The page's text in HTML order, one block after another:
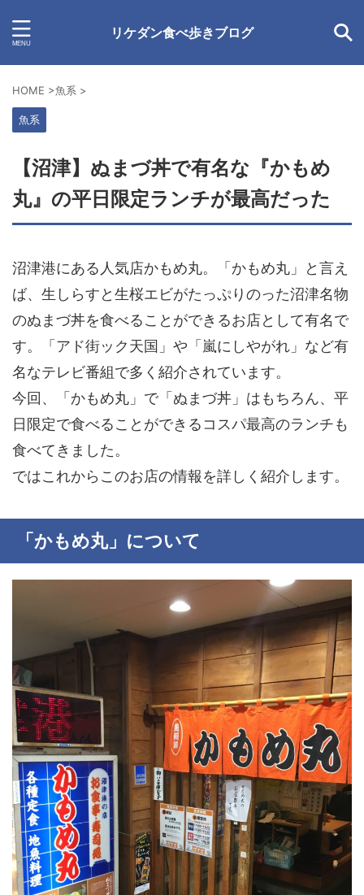
リケダン食べ歩きブログ
HOME >魚系 >
魚系
【沼津】ぬまづ丼で有名な『かもめ
丸』の平日限定ランチが最高だった
沼津港にある人気店かもめ丸。「かもめ丸」と言え
ば、生しらすと生桜エビがたっぷりのった沼津名物
のぬまづ丼を食べることができるお店として有名で
す。「アド街ック天国」や「嵐にしやがれ」など有
名なテレビ番組で多く紹介されています。
今回、「かもめ丸」で「ぬまづ丼」はもちろん、平
日限定で食べることができるコスパ最高のランチも
食べてきました。
ではこれからこのお店の情報を詳しく紹介します。
「かもめ丸」について